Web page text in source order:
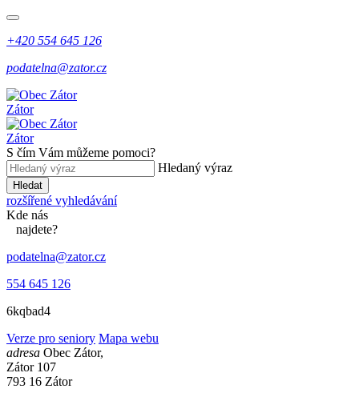
+420 554 645 126
podatelna@zator.cz
Zátor
Zátor
S čím Vám můžeme pomoci?
Hledaný výraz
Hledat
rozšířené vyhledávání
Kde nás
najdete?
podatelna@zator.cz
554 645 126
6kqbad4
Verze pro seniory Mapa webu
adresa Obec Zátor,
Zátor 107
793 16 Zátor